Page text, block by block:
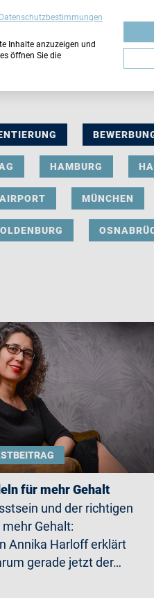
HAMBURG
MÜNCHEN
OLDENBURG
für mehr Gehalt
und der richtigen
Gehalt:
Annika Harloff erklärt
gerade jetzt der…
Datenschutzbestimmungen
Inhalte anzuzeigen und
öffnen Sie die